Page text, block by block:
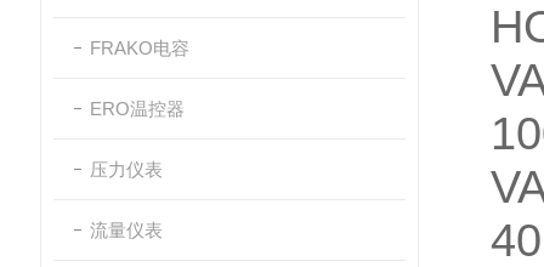
FRAKO电容
ERO温控器
压力仪表
流量仪表